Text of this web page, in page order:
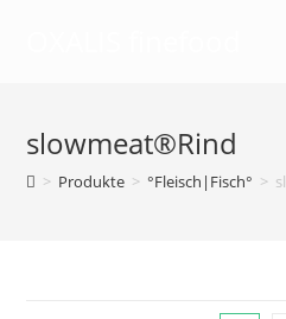
slowmeat®Rind
> Produkte > °Fleisch|Fisch° >